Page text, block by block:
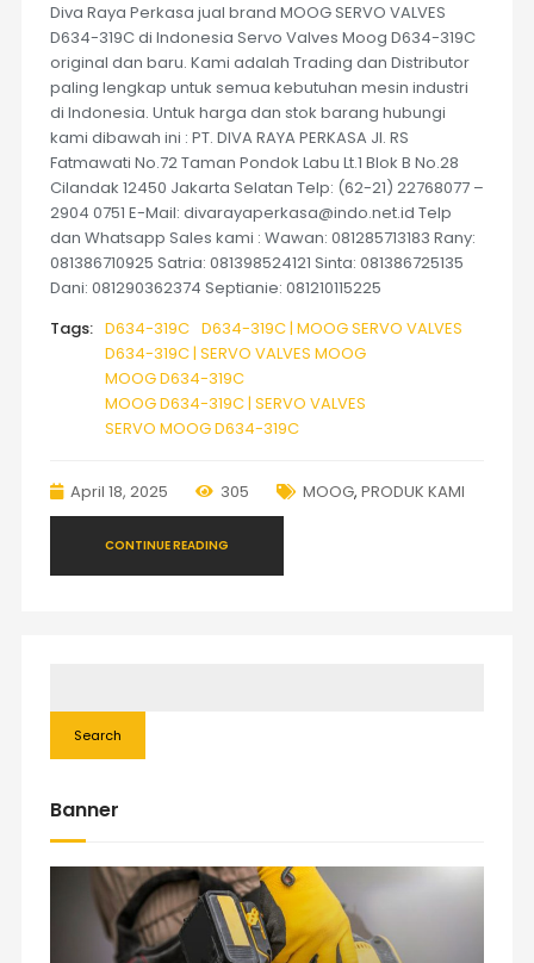
Diva Raya Perkasa jual brand MOOG SERVO VALVES
D634-319C di Indonesia Servo Valves Moog D634-319C
original dan baru. Kami adalah Trading dan Distributor
paling lengkap untuk semua kebutuhan mesin industri
di Indonesia. Untuk harga dan stok barang hubungi
kami dibawah ini : PT. DIVA RAYA PERKASA Jl. RS
Fatmawati No.72 Taman Pondok Labu Lt.1 Blok B No.28
Cilandak 12450 Jakarta Selatan Telp: (62-21) 22768077 –
2904 0751 E-Mail: divarayaperkasa@indo.net.id Telp
dan Whatsapp Sales kami : Wawan: 081285713183 Rany:
081386710925 Satria: 081398524121 Sinta: 081386725135
Dani: 081290362374 Septianie: 081210115225
Tags: D634-319C D634-319C | MOOG SERVO VALVES
D634-319C | SERVO VALVES MOOG
MOOG D634-319C
MOOG D634-319C | SERVO VALVES
SERVO MOOG D634-319C
April 18, 2025 305 MOOG, PRODUK KAMI
CONTINUE READING
Search
Banner